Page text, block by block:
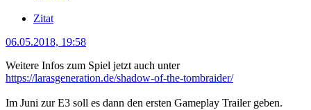
Zitat
06.05.2018, 19:58
Weitere Infos zum Spiel jetzt auch unter
https://larasgeneration.de/shadow-of-the-tombraider/
Im Juni zur E3 soll es dann den ersten Gameplay Trailer geben.